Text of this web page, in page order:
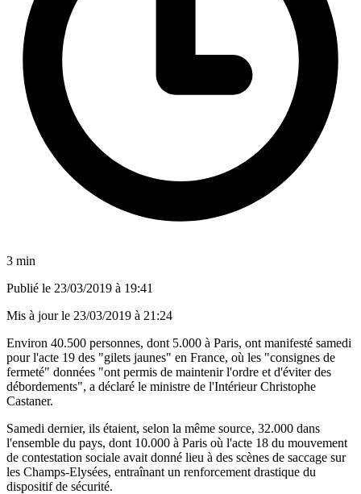
3 min
Publié le 23/03/2019 à 19:41
Mis à jour le 23/03/2019 à 21:24
Environ 40.500 personnes, dont 5.000 à Paris, ont manifesté samedi
pour l'acte 19 des "gilets jaunes" en France, où les "consignes de
fermeté" données "ont permis de maintenir l'ordre et d'éviter des
débordements", a déclaré le ministre de l'Intérieur Christophe
Castaner.
Samedi dernier, ils étaient, selon la même source, 32.000 dans
l'ensemble du pays, dont 10.000 à Paris où l'acte 18 du mouvement
de contestation sociale avait donné lieu à des scènes de saccage sur
les Champs-Elysées, entraînant un renforcement drastique du
dispositif de sécurité.